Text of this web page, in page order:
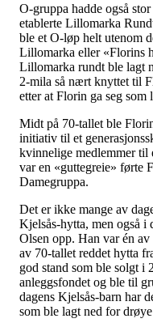
O-gruppa hadde også
etablerte Lillomarka
ble et O-løp helt utenom
Lillomarka eller «Florins
Lillomarka rundt ble lagt
2-mila så nært knyttet til
etter at Florin ga seg som
Midt på 70-tallet ble
initiativ til et
kvinnelige medlemmer til
var en «guttegreie» førte
Damegruppa.
Det er ikke mange av
Kjelsås-hytta, men også i
Olsen opp. Han var én
av 70-tallet reddet hytta
god stand som ble solgt i
anleggsfondet og ble til
dagens Kjelsås-barn har
som ble lagt ned for